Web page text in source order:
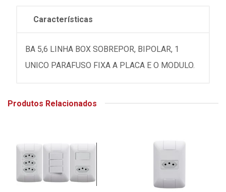
Características
BA 5,6 LINHA BOX SOBREPOR, BIPOLAR, 1
UNICO PARAFUSO FIXA A PLACA E O MODULO.
Produtos Relacionados